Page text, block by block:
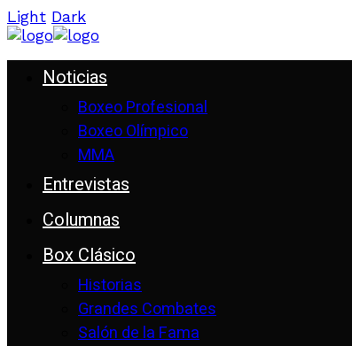
Light Dark
Noticias
Boxeo Profesional
Boxeo Olímpico
MMA
Entrevistas
Columnas
Box Clásico
Historias
Grandes Combates
Salón de la Fama